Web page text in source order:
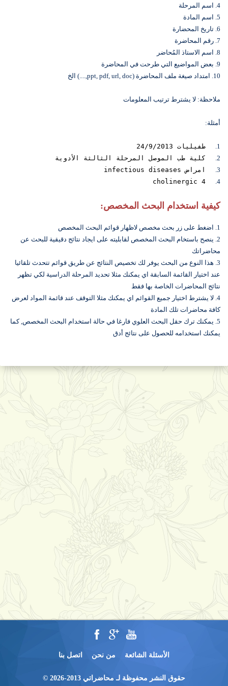
4. اسم المرحلة
5. اسم المادة
6. تاريخ المحضارة
7. رقم المحاضرة
8. اسم الاستاذ المُحاضر
9. بعض المواضيع التي طرحت في المحاضرة
10. امتداد صيغة ملف المحاضرة (ppt, pdf, url, doc,....) الخ
ملاحظة: لا يشترط ترتيب المعلومات
أمثلة:
1.
طفيليات 24/9/2013
2.
كلية طب الموصل المرحلة الثالثة الأدوية
3.
امراض infectious diseases
4.
كيفية استخدام البحث المخصص:
1. اضغط على زر بحث مخصص لاظهار قوائم البحث المخصص
2. ينصح باستخام البحث المخصص لقابليته على ايجاد نتائج دقيقية للبحث عن
محاضراتك
3. هذا النوع من البحث يوفر لك تخصيص النتائج عن طريق قوائم تتحدث تلقائيا
عند اختيار القائمة السابقة اي يمكنك مثلا تحديد المرحلة الدراسية لكي تظهر
نتائج المحاضرات الخاصة بها فقط
4. لا يشترط اختيار جميع القوائم اي يمكنك مثلا التوقف عند قائمة المواد لعرض
كافة محاضرات تلك المادة
5. يمكنك ترك حقل البحث العلوي فارغا في حالة استخدام البحث المخصص, كما
يمكنك استخدامه للحصول على نتائج أدق
الأسئلة الشائعة من نحن اتصل بنا
حقوق النشر محفوظة لـ محاضراتي 2013-2026 ©